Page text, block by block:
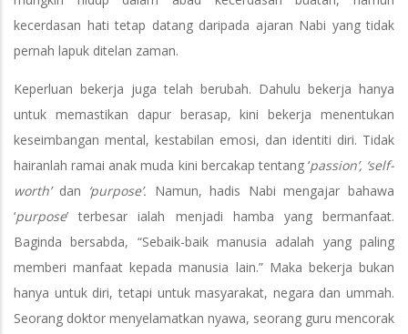
kecerdasan hati tetap datang daripada ajaran Nabi yang tidak
pernah lapuk ditelan zaman.
Keperluan bekerja juga telah berubah. Dahulu bekerja hanya
untuk memastikan dapur berasap, kini bekerja menentukan
keseimbangan mental, kestabilan emosi, dan identiti diri. Tidak
hairanlah ramai anak muda kini bercakap tentang ‘passion’, ‘self-
worth’ dan ‘purpose’. Namun, hadis Nabi mengajar bahawa
‘purpose’ terbesar ialah menjadi hamba yang bermanfaat.
Baginda bersabda, “Sebaik-baik manusia adalah yang paling
memberi manfaat kepada manusia lain.” Maka bekerja bukan
hanya untuk diri, tetapi untuk masyarakat, negara dan ummah.
Seorang doktor menyelamatkan nyawa, seorang guru mencorak